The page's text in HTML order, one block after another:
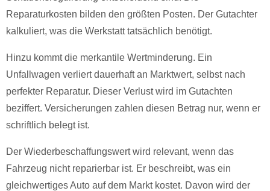
Reparaturkosten bilden den größten Posten. Der Gutachter
kalkuliert, was die Werkstatt tatsächlich benötigt.
Hinzu kommt die merkantile Wertminderung. Ein
Unfallwagen verliert dauerhaft an Marktwert, selbst nach
perfekter Reparatur. Dieser Verlust wird im Gutachten
beziffert. Versicherungen zahlen diesen Betrag nur, wenn er
schriftlich belegt ist.
Der Wiederbeschaffungswert wird relevant, wenn das
Fahrzeug nicht reparierbar ist. Er beschreibt, was ein
gleichwertiges Auto auf dem Markt kostet. Davon wird der